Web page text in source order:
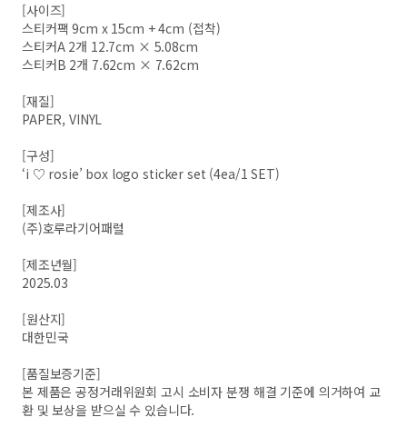
[사이즈]
스티커팩 9cm x 15cm + 4cm (접착)
스티커A 2개 12.7cm × 5.08cm
스티커B 2개 7.62cm × 7.62cm
[재질]
PAPER, VINYL
[구성]
‘i ♡ rosie’ box logo sticker set (4ea/1 SET)
[제조사]
(주)호루라기어패럴
[제조년월]
2025.03
[원산지]
대한민국
[품질보증기준]
본 제품은 공정거래위원회 고시 소비자 분쟁 해결 기준에 의거하여 교
환 및 보상을 받으실 수 있습니다.